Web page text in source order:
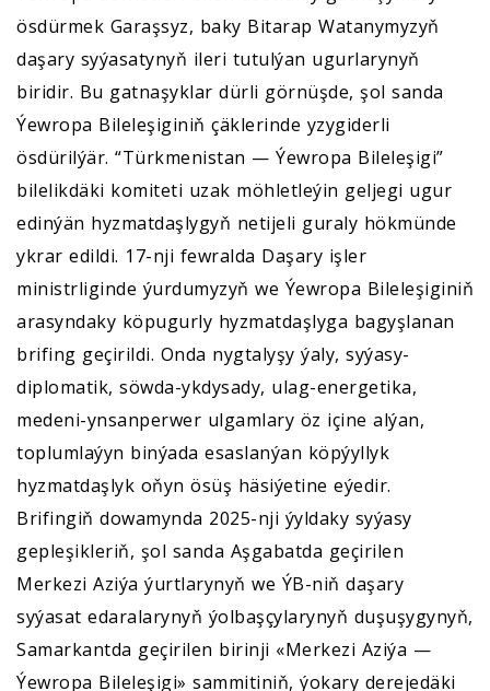
ösdürmek Garaşsyz, baky Bitarap Watanymyzyň
daşary syýasatynyň ileri tutulýan ugurlarynyň
biridir. Bu gatnaşyklar dürli görnüşde, şol sanda
Ýewropa Bileleşiginiň çäklerinde yzygiderli
ösdürilýär. “Türkmenistan — Ýewropa Bileleşigi”
bilelikdäki komiteti uzak möhletleýin geljegi ugur
edinýän hyzmatdaşlygyň netijeli guraly hökmünde
ykrar edildi. 17-nji fewralda Daşary işler
ministrliginde ýurdumyzyň we Ýewropa Bileleşiginiň
arasyndaky köpugurly hyzmatdaşlyga bagyşlanan
brifing geçirildi. Onda nygtalyşy ýaly, syýasy-
diplomatik, söwda-ykdysady, ulag-energetika,
medeni-ynsanperwer ulgamlary öz içine alýan,
toplumlaýyn binýada esaslanýan köpýyllyk
hyzmatdaşlyk oňyn ösüş häsiýetine eýedir.
Brifingiň dowamynda 2025-nji ýyldaky syýasy
gepleşikleriň, şol sanda Aşgabatda geçirilen
Merkezi Aziýa ýurtlarynyň we ÝB-niň daşary
syýasat edaralarynyň ýolbaşçylarynyň duşuşygynyň,
Samarkantda geçirilen birinji «Merkezi Aziýa —
Ýewropa Bileleşigi» sammitiniň, ýokary derejedäki